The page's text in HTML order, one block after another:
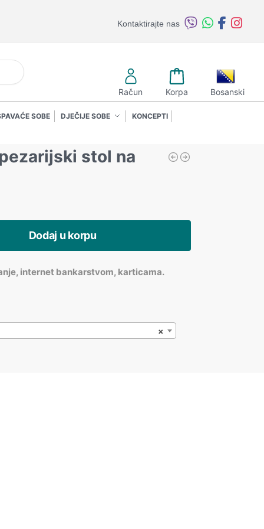
Kontaktirajte nas
Račun Korpa Bosanski
SOBE DJEČIJE SOBE KONCEPTI
stol na
Dodaj u korpu
internet bankarstvom, karticama.
×